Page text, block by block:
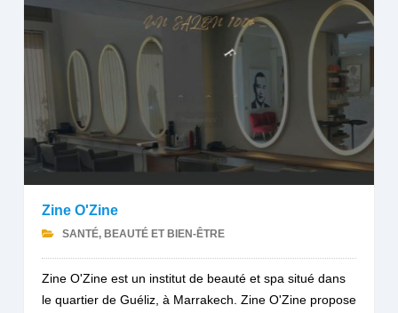
Zine O'Zine
SANTÉ, BEAUTÉ ET BIEN-ÊTRE
Zine O'Zine est un institut de beauté et spa situé dans
le quartier de Guéliz, à Marrakech. Zine O'Zine propose